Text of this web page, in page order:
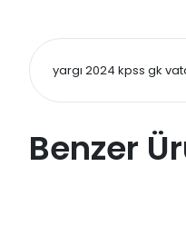
yargı 2024 kpss gk
Benzer